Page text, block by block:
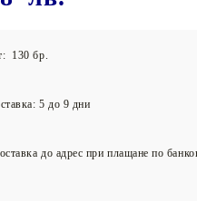
130 бр.
5 до 9 дни
до адрес при плащане по